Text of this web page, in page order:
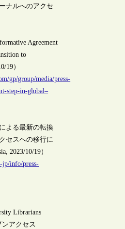
ナルへのアクセ
Agreement
to
19）
gp/group/media/press-
step-in-global–
よる最新の転換
セスへの移行に
2023/10/19）
jp/info/press-
Librarians
ンアクセス